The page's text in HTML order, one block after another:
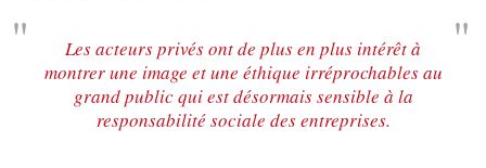
Les acteurs privés ont de plus en plus intérêt à
montrer une image et une éthique irréprochables au
grand public qui est désormais sensible à la
responsabilité sociale des entreprises.